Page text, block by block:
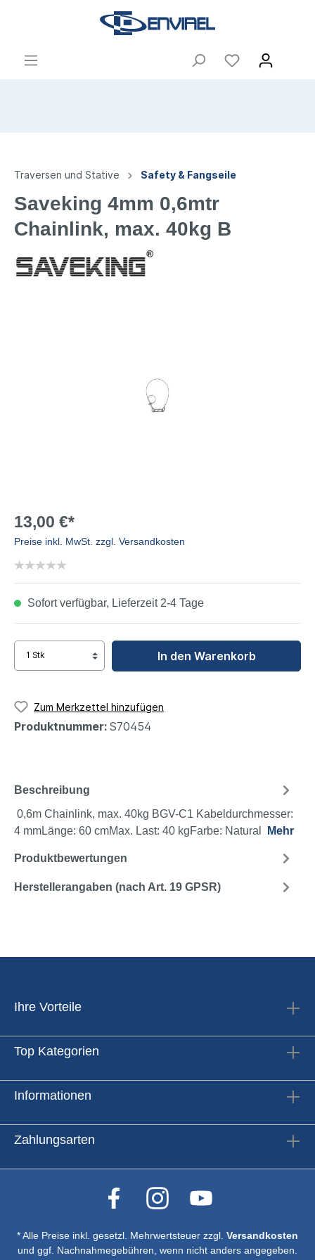
Traversen und Stative Safety & Fangseile
Saveking 4mm 0,6mtr
Chainlink, max. 40kg B
13,00 €*
Preise inkl. MwSt. zzgl. Versandkosten
Sofort verfügbar, Lieferzeit 2-4 Tage
In den Warenkorb
Zum Merkzettel hinzufügen
Produktnummer: S70454
Beschreibung
0,6m Chainlink, max. 40kg BGV-C1 Kabeldurchmesser:
4 mmLänge: 60 cmMax. Last: 40 kgFarbe: Natural
Mehr
Produktbewertungen
Herstellerangaben (nach Art. 19 GPSR)
Ihre Vorteile
Top Kategorien
Informationen
Zahlungsarten
* Alle Preise inkl. gesetzl. Mehrwertsteuer zzgl. Versandkosten
und ggf. Nachnahmegebühren, wenn nicht anders angegeben.